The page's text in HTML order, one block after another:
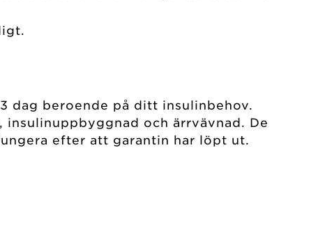
dag beroende på ditt insulinbehov.
och ärrvävnad. De
efter att garantin har löpt ut.